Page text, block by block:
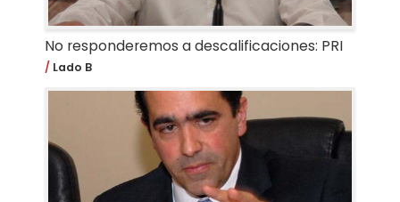
No responderemos a descalificaciones: PRI
Lado B